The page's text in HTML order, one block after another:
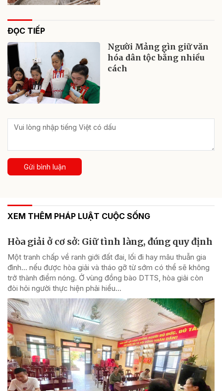
ĐỌC TIẾP
Người Mảng gìn giữ văn
hóa dân tộc bằng nhiều
cách
Gửi bình luận
XEM THÊM PHÁP LUẬT CUỘC SỐNG
Hòa giải ở cơ sở: Giữ tình làng, đúng quy định
Một tranh chấp về ranh giới đất đai, lối đi hay mâu thuẫn gia
đình... nếu được hòa giải và tháo gỡ từ sớm có thể sẽ không
trở thành điểm nóng. Ở vùng đồng bào DTTS, hòa giải còn
đòi hỏi người thực hiện phải hiểu...